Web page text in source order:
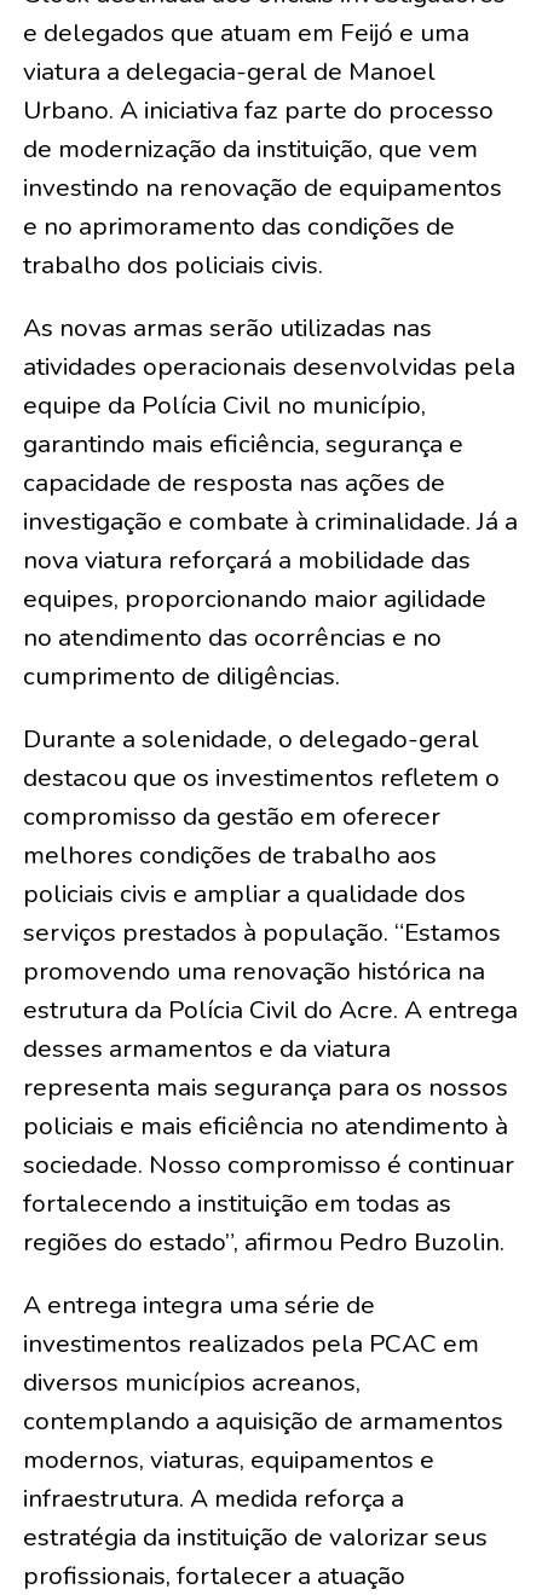
e delegados que atuam em Feijó e uma
viatura a delegacia-geral de Manoel
Urbano. A iniciativa faz parte do processo
de modernização da instituição, que vem
investindo na renovação de equipamentos
e no aprimoramento das condições de
trabalho dos policiais civis.
As novas armas serão utilizadas nas
atividades operacionais desenvolvidas pela
equipe da Polícia Civil no município,
garantindo mais eficiência, segurança e
capacidade de resposta nas ações de
investigação e combate à criminalidade. Já a
nova viatura reforçará a mobilidade das
equipes, proporcionando maior agilidade
no atendimento das ocorrências e no
cumprimento de diligências.
Durante a solenidade, o delegado-geral
destacou que os investimentos refletem o
compromisso da gestão em oferecer
melhores condições de trabalho aos
policiais civis e ampliar a qualidade dos
serviços prestados à população. “Estamos
promovendo uma renovação histórica na
estrutura da Polícia Civil do Acre. A entrega
desses armamentos e da viatura
representa mais segurança para os nossos
policiais e mais eficiência no atendimento à
sociedade. Nosso compromisso é continuar
fortalecendo a instituição em todas as
regiões do estado”, afirmou Pedro Buzolin.
A entrega integra uma série de
investimentos realizados pela PCAC em
diversos municípios acreanos,
contemplando a aquisição de armamentos
modernos, viaturas, equipamentos e
infraestrutura. A medida reforça a
estratégia da instituição de valorizar seus
profissionais, fortalecer a atuação